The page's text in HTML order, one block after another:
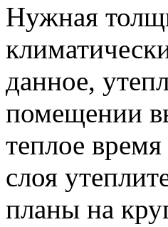
Нужная
данное,
помещении
теплое
слоя
планы на